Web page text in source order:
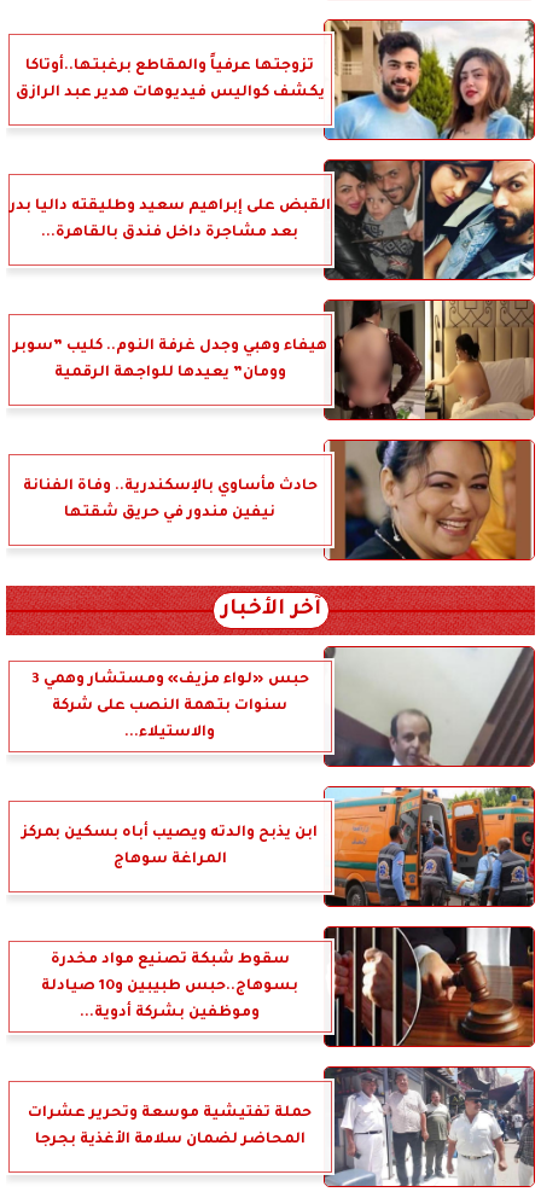
تزوجتها عرفياً والمقاطع برغبتها..أوتاكا
يكشف كواليس فيديوهات هدير عبد الرازق
القبض على إبراهيم سعيد وطليقته داليا بدر
بعد مشاجرة داخل فندق بالقاهرة...
هيفاء وهبي وجدل غرفة النوم.. كليب ”سوبر
وومان” يعيدها للواجهة الرقمية
حادث مأساوي بالإسكندرية.. وفاة الفنانة
نيفين مندور في حريق شقتها
آخر الأخبار
حبس «لواء مزيف» ومستشار وهمي 3
سنوات بتهمة النصب على شركة
والاستيلاء...
ابن يذبح والدته ويصيب أباه بسكين بمركز
المراغة سوهاج
سقوط شبكة تصنيع مواد مخدرة
بسوهاج..حبس طبيبين و10 صيادلة
وموظفين بشركة أدوية...
حملة تفتيشية موسعة وتحرير عشرات
المحاضر لضمان سلامة الأغذية بجرجا